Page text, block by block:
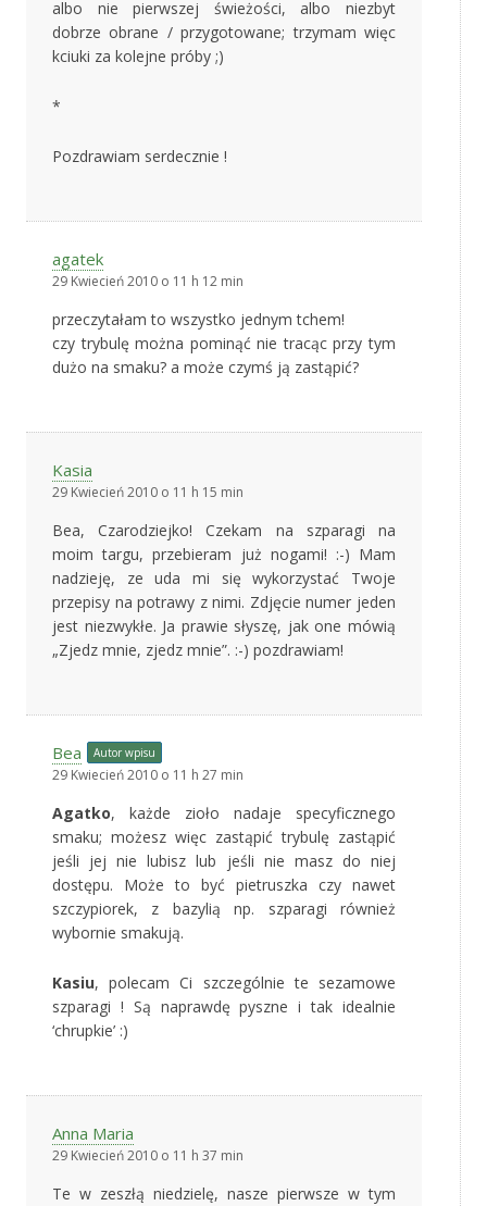
albo nie pierwszej świeżości, albo niezbyt
dobrze obrane / przygotowane; trzymam więc
kciuki za kolejne próby ;)
*
Pozdrawiam serdecznie !
agatek
29 Kwiecień 2010 o 11 h 12 min
przeczytałam to wszystko jednym tchem!
czy trybulę można pominąć nie tracąc przy tym
dużo na smaku? a może czymś ją zastąpić?
Kasia
29 Kwiecień 2010 o 11 h 15 min
Bea, Czarodziejko! Czekam na szparagi na
moim targu, przebieram już nogami! :-) Mam
nadzieję, ze uda mi się wykorzystać Twoje
przepisy na potrawy z nimi. Zdjęcie numer jeden
jest niezwykłe. Ja prawie słyszę, jak one mówią
„Zjedz mnie, zjedz mnie”. :-) pozdrawiam!
Bea Autor wpisu
29 Kwiecień 2010 o 11 h 27 min
Agatko, każde zioło nadaje specyficznego
smaku; możesz więc zastąpić trybulę zastąpić
jeśli jej nie lubisz lub jeśli nie masz do niej
dostępu. Może to być pietruszka czy nawet
szczypiorek, z bazylią np. szparagi również
wybornie smakują.
Kasiu, polecam Ci szczególnie te sezamowe
szparagi ! Są naprawdę pyszne i tak idealnie
‘chrupkie’ :)
Anna Maria
29 Kwiecień 2010 o 11 h 37 min
Te w zeszłą niedzielę, nasze pierwsze w tym